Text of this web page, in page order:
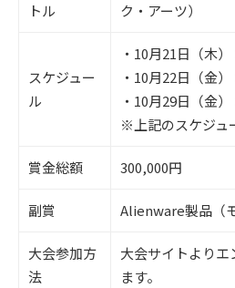
トル
ク・アーツ）
スケジュー
ル
・10月21日（木
・10月22日（金
・10月29日（金
※上記のスケジュ
賞金総額 300,000円
副賞 Alienware製品（
大会参加方
法
大会サイトより
ます。